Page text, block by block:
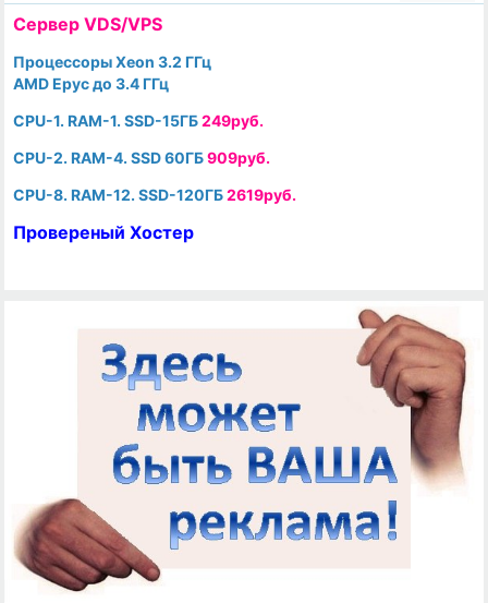
Cервер VDS/VPS
Процессоры Xeon 3.2 ГГц
AMD Epyc до 3.4 ГГц
CPU-1. RAM-1. SSD-15ГБ249руб.
CPU-2. RAM-4. SSD 60ГБ909руб.
CPU-8. RAM-12. SSD-120ГБ2619руб.
Провереный Хостер